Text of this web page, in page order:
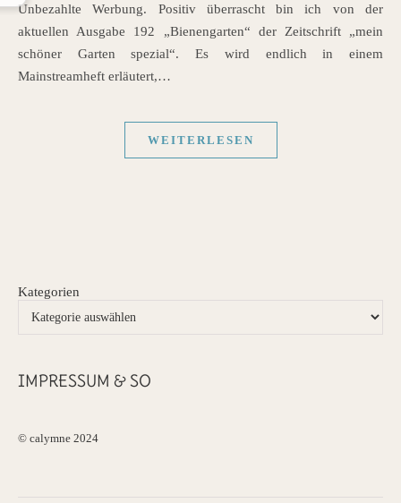
Unbezahlte Werbung. Positiv überrascht bin ich von der
aktuellen Ausgabe 192 „Bienengarten“ der Zeitschrift „mein
schöner Garten spezial“. Es wird endlich in einem
Mainstreamheft erläutert,…
WEITERLESEN
Kategorien
IMPRESSUM & SO
© calymne 2024